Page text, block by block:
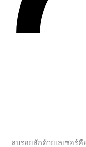
ต่างจากการสักปิดทับหรื